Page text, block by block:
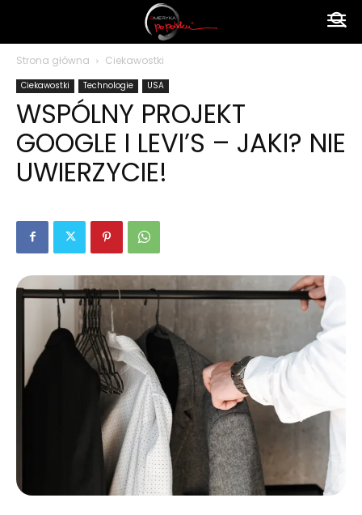
polsku
Strona główna Ciekawostki
Ciekawostki Technologie USA
WSPÓLNY PROJEKT
GOOGLE I LEVI’S – JAKI? NIE
UWIERZYCIE!